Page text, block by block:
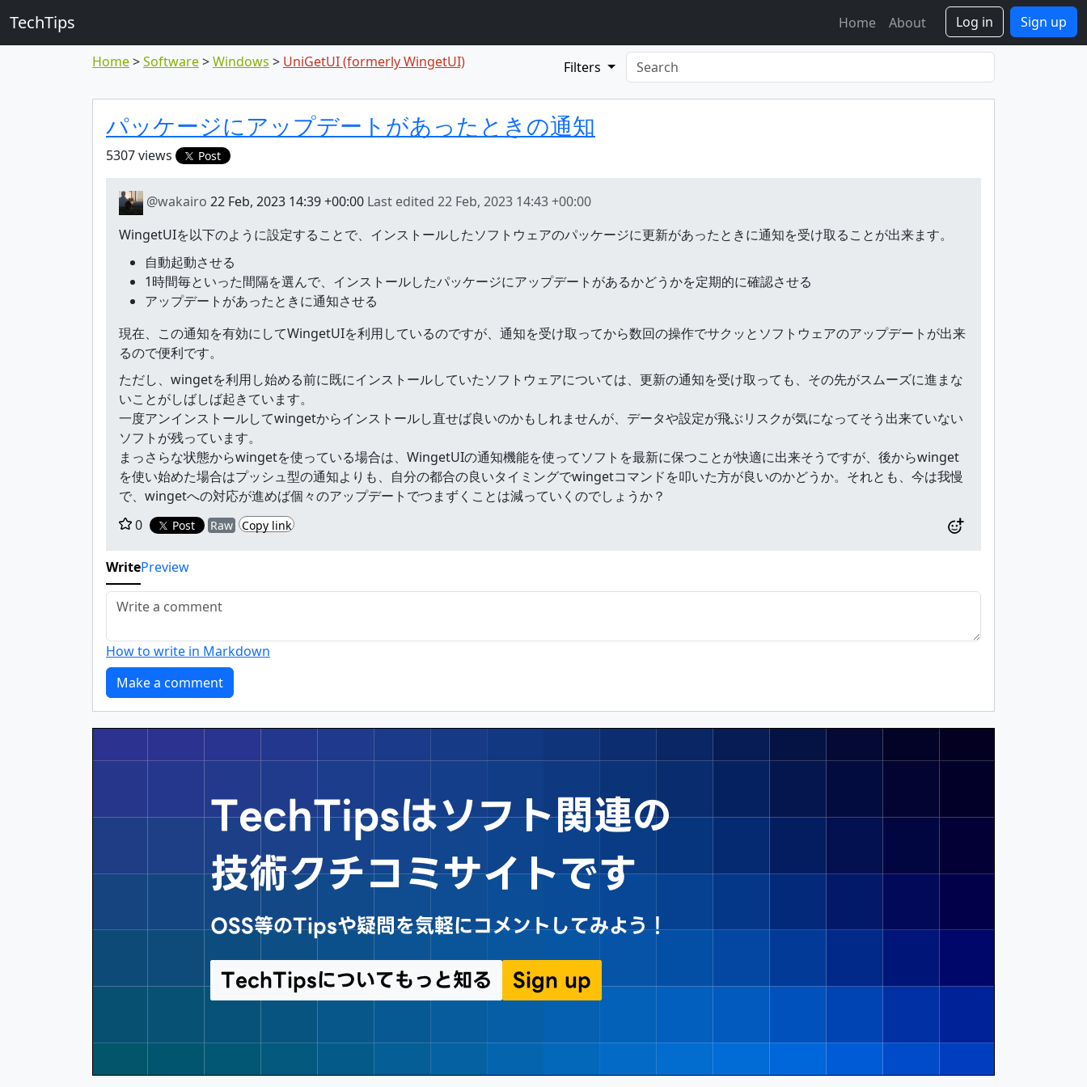
TechTips Home About Log in Sign up
Home Software Windows UniGetUI (formerly WingetUI) Filters
Highlighted topic
Topic
パッケージにアップデートがあったときの通知
5307 views Post
@wakairo 22 Feb, 2023 14:39 +00:00 Last edited 22 Feb, 2023 14:43 +00:00
WingetUIを以下のように設定することで、インストールしたソフトウェアのパッケージに更新があったときに通知を受け取ることが出来ます。
自動起動させる
1時間毎といった間隔を選んで、インストールしたパッケージにアップデートがあるかどうかを定期的に確認させる
アップデートがあったときに通知させる
現在、この通知を有効にしてWingetUIを利用しているのですが、通知を受け取ってから数回の操作でサクッとソフトウェアのアップデートが出来
るので便利です。
ただし、wingetを利用し始める前に既にインストールしていたソフトウェアについては、更新の通知を受け取っても、その先がスムーズに進まな
いことがしばしば起きています。
一度アンインストールしてwingetからインストールし直せば良いのかもしれませんが、データや設定が飛ぶリスクが気になってそう出来ていない
ソフトが残っています。
まっさらな状態からwingetを使っている場合は、WingetUIの通知機能を使ってソフトを最新に保つことが快適に出来そうですが、後からwinget
を使い始めた場合はプッシュ型の通知よりも、自分の都合の良いタイミングでwingetコマンドを叩いた方が良いのかどうか。それとも、今は我慢
で、wingetへの対応が進めば個々のアップデートでつまずくことは減っていくのでしょうか？
0
Post Raw Copy link
WritePreview
How to write in Markdown
TechTipsはソフト関連の
技術クチコミサイトです
OSS等のTipsや疑問を気軽にコメントしてみよう！
TechTipsについてもっと知る
Sign up